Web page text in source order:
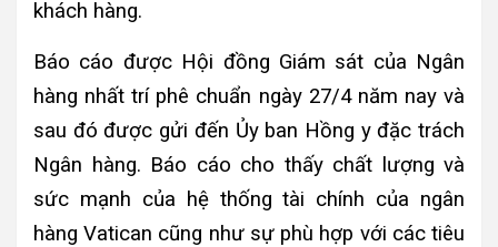
khách hàng.
Báo cáo được Hội đồng Giám sát của Ngân
hàng nhất trí phê chuẩn ngày 27/4 năm nay và
sau đó được gửi đến Ủy ban Hồng y đặc trách
Ngân hàng. Báo cáo cho thấy chất lượng và
sức mạnh của hệ thống tài chính của ngân
hàng Vatican cũng như sự phù hợp với các tiêu